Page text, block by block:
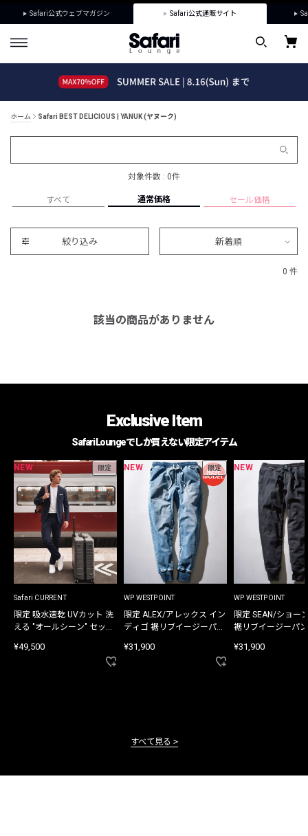
Safari公式ウェブマガジン Safari公式通販サイト
ホーム Safari BEST DELICIOUS | YANUK (ヤヌーク)
対象件数 : 0件
すべて 通常価格 セール価格
絞り込み 新着順
0 件
該当の商品がありません
Exclusive Item
Safari Loungeでしか買えない限定アイテム
NEW 限定
Safari CURRENT
限定 吸水速乾 UVカット 洗
える "オールシーン" セット
¥49,500
NEW 限定
WP WESTPOINT
限定 ALEX/アレックス イン
ディゴ 裾リブイージーパン
¥31,900
NEW
WP WESTPOINT
限定 SEAN/ショー
裾リブイージーパ
¥31,900
すべて見る